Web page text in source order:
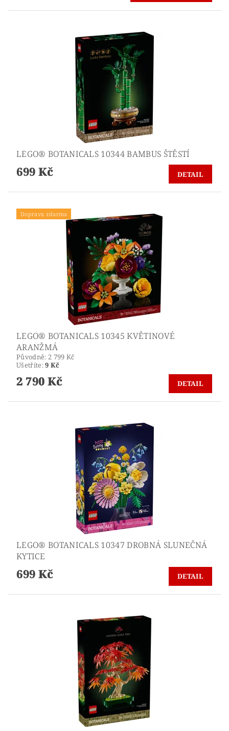
LEGO® BOTANICALS 10344 BAMBUS ŠTĚSTÍ
699 Kč DETAIL
Doprava zdarma
LEGO® BOTANICALS 10345 KVĚTINOVÉ
ARANŽMÁ
Původně: 2 799 Kč
Ušetříte:9 Kč
2 790 Kč DETAIL
LEGO® BOTANICALS 10347 DROBNÁ SLUNEČNÁ
KYTICE
699 Kč DETAIL